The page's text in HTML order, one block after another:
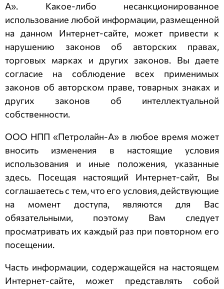
А». Какое-либо несанкционированное
использование любой информации, размещенной
на данном Интернет-сайте, может привести к
нарушению законов об авторских правах,
торговых марках и других законов. Вы даете
согласие на соблюдение всех применимых
законов об авторском праве, товарных знаках и
других законов об интеллектуальной
собственности.
ООО НПП «Петролайн-А» в любое время может
вносить изменения в настоящие условия
использования и иные положения, указанные
здесь. Посещая настоящий Интернет-сайт, Вы
соглашаетесь с тем, что его условия, действующие
на момент доступа, являются для Вас
обязательными, поэтому Вам следует
просматривать их каждый раз при повторном его
посещении.
Часть информации, содержащейся на настоящем
Интернет-сайте, может представлять собой